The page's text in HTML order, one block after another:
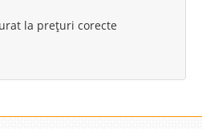
la prețuri corecte